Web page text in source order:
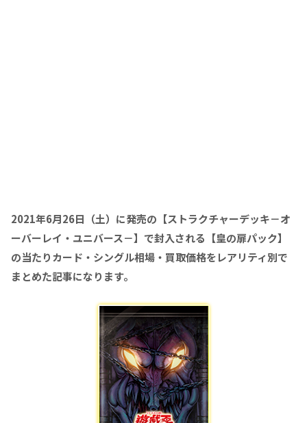
2021年6月26日（土）に発売の【ストラクチャーデッキ－オ
ーバーレイ・ユニバース－】で封入される【皇の扉パック】
の当たりカード・シングル相場・買取価格をレアリティ別で
まとめた記事になります。